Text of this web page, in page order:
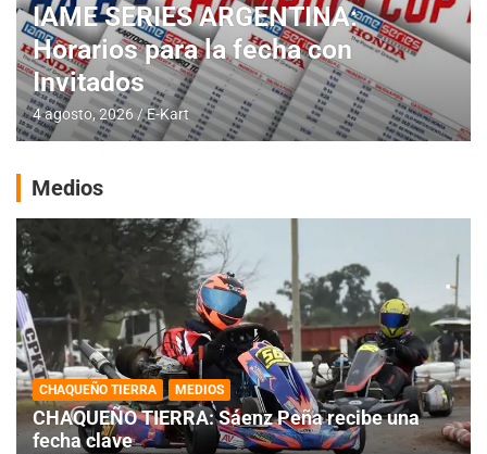
IAME SERIES ARGENTINA:
Horarios para la fecha con
Invitados
4 agosto, 2026 E-Kart
Medios
CHAQUEÑO TIERRA MEDIOS
CHAQUEÑO TIERRA: Sáenz Peña recibe una
fecha clave